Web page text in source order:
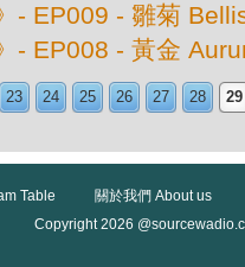
- EP009 - 雛菊
- EP008 - 黃金
23 24 25 26 27 28 29
Table
關於我們 About us
Copyright 2026